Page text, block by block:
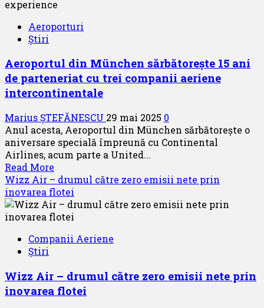
copilului
bineveniti
Airshow
2025
Aeroporturi
Știri
Aeroportul din München sărbătorește 15 ani
de parteneriat cu trei companii aeriene
intercontinentale
Marius ȘTEFĂNESCU 29 mai 2025 0
Anul acesta, Aeroportul din München sărbătorește o
aniversare specială împreună cu Continental
Airlines, acum parte a United...
Read More
more
about
Aeroportul
din
sărbătorește
de
parteneriat
Wizz Air – drumul către zero emisii nete prin
inovarea flotei
Companii Aeriene
Știri
Wizz Air – drumul către zero emisii nete prin
inovarea flotei